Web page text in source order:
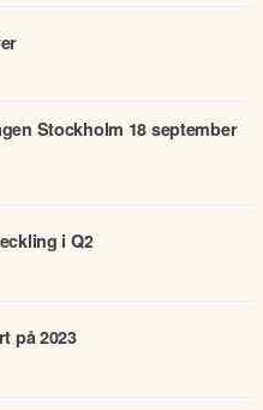
Stockholm 18 september
i Q2
på 2023